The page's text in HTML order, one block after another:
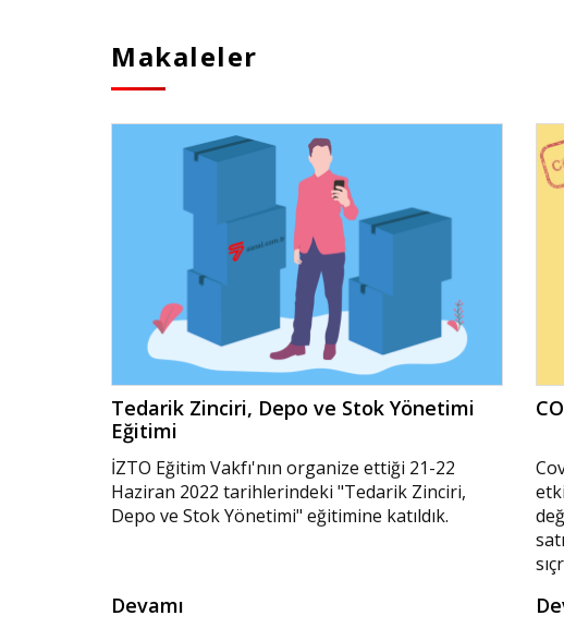
Makaleler
Tedarik Zinciri, Depo ve Stok Yönetimi
Eğitimi
İZTO Eğitim Vakfı'nın organize ettiği 21-22
Haziran 2022 tarihlerindeki "Tedarik Zinciri,
Depo ve Stok Yönetimi" eğitimine katıldık.
Devamı